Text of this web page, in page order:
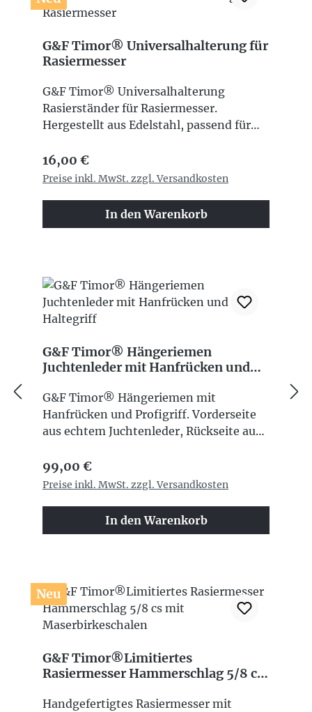
G&F Timor® Universalhalterung für
Rasiermesser
G&F Timor® Universalhalterung
Rasierständer für Rasiermesser.
Hergestellt aus Edelstahl, passend für
Regulärer Preis:
16,00 €
Preise inkl. MwSt. zzgl. Versandkosten
In den Warenkorb
G&F Timor® Hängeriemen
Juchtenleder mit Hanfrücken und
G&F Timor® Hängeriemen mit
Hanfrücken und Profigriff. Vorderseite
aus echtem Juchtenleder, Rückseite aus
mit Haltegriff aus Rindleder.
Gesamtlänge ca. 660 mm, Breite ca. 48
von Rasiermessern aus Carbon- oder
rostfreiem Stahl.
Regulärer Preis:
99,00 €
Preise inkl. MwSt. zzgl. Versandkosten
In den Warenkorb
Neu
G&F Timor®Limitiertes
Rasiermesser Hammerschlag 5/8 cs
Handgefertigtes Rasiermesser mit